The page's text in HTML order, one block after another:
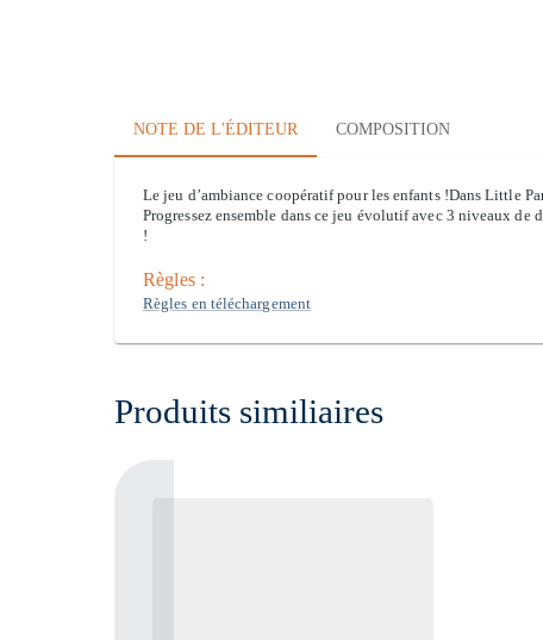
NOTE DE L'ÉDITEUR COMPOSITION
Le jeu d’ambiance coopératif pour les enfants !Dans Little
Progressez ensemble dans ce jeu évolutif avec 3 niveaux de
!
Règles :
Règles en téléchargement
Produits similiaires